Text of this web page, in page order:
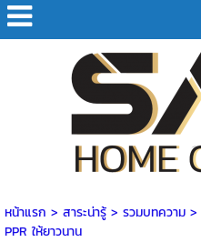
หน้าแรก > สาระน่ารู้ > รวมบทความ>
PPR ให้ยาวนาน